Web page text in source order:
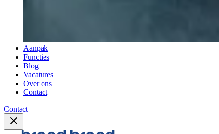
Aanpak
Functies
Blog
Vacatures
Over ons
Contact
Contact